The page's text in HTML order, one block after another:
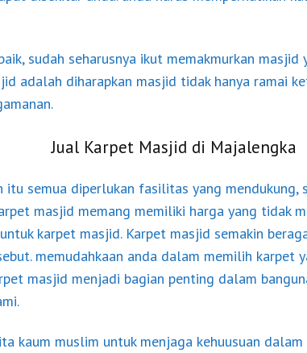
sudah seharusnya ikut memakmurkan
adalah diharapkan masjid tidak hanya ramai
Jual Karpet Masjid di Majalengka
itu semua diperlukan fasilitas yang
masjid memang memiliki harga yang tidak
karpet masjid. Karpet masjid semakin
memudahkaan anda dalam memilih karpet
masjid menjadi bagian penting dalam
kaum muslim untuk menjaga kehuusuan